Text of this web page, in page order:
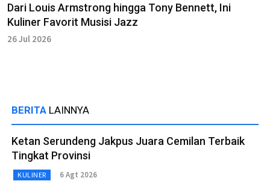
Dari Louis Armstrong hingga Tony Bennett, Ini
Kuliner Favorit Musisi Jazz
26 Jul 2026
BERITA LAINNYA
Ketan Serundeng Jakpus Juara Cemilan Terbaik
Tingkat Provinsi
KULINER 6 Agt 2026